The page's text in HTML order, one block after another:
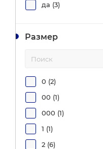
да (3)
Размер
0 (2)
00 (1)
000 (1)
1 (1)
2 (6)